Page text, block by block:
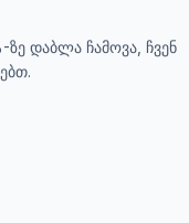
ზე დაბლა ჩამოვა, ჩვენ